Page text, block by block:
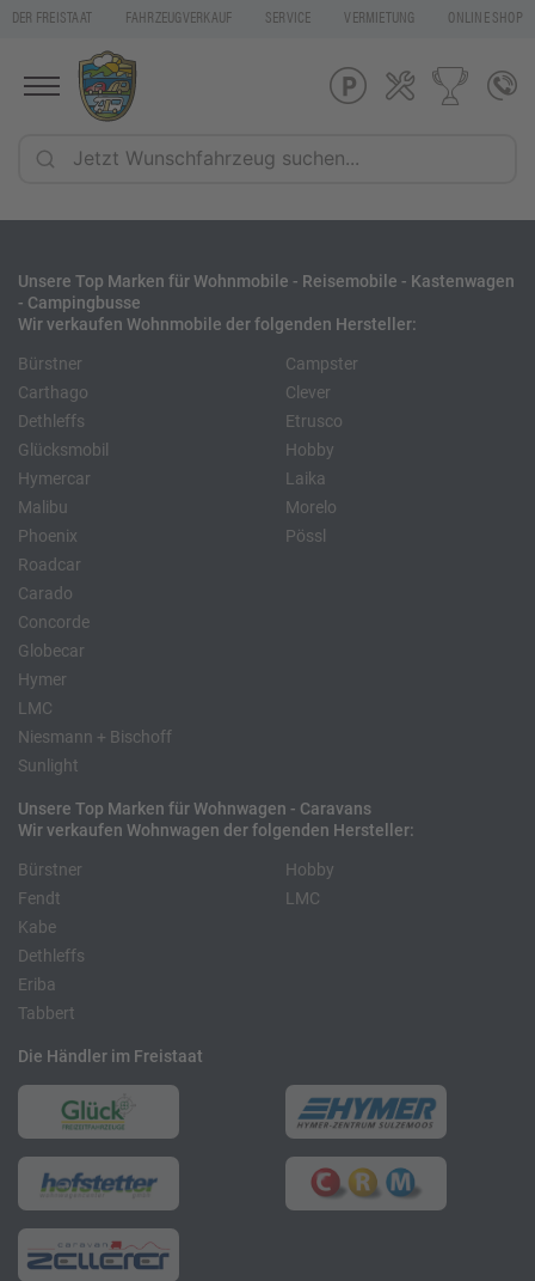
DER FREISTAAT FAHRZEUGVERKAUF SERVICE VERMIETUNG ONLINE SHOP
Unsere Top Marken für Wohnmobile - Reisemobile - Kastenwagen
- Campingbusse
Wir verkaufen Wohnmobile der folgenden Hersteller:
Bürstner
Carthago
Dethleffs
Glücksmobil
Hymercar
Malibu
Phoenix
Roadcar
Campster
Clever
Etrusco
Hobby
Laika
Morelo
Pössl
Carado
Concorde
Globecar
Hymer
LMC
Niesmann + Bischoff
Sunlight
Unsere Top Marken für Wohnwagen - Caravans
Wir verkaufen Wohnwagen der folgenden Hersteller:
Bürstner
Fendt
Kabe
Hobby
LMC
Dethleffs
Eriba
Tabbert
Die Händler im Freistaat